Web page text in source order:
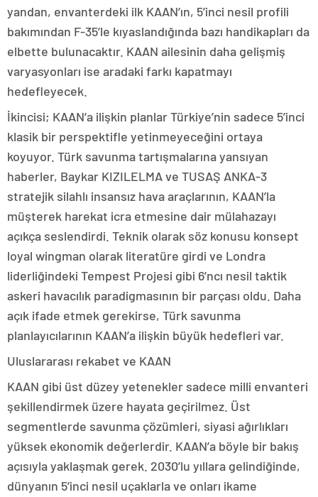
yandan, envanterdeki ilk KAAN’ın, 5’inci nesil profili
bakımından F-35’le kıyaslandığında bazı handikapları da
elbette bulunacaktır. KAAN ailesinin daha gelişmiş
varyasyonları ise aradaki farkı kapatmayı
hedefleyecek.
İkincisi; KAAN’a ilişkin planlar Türkiye’nin sadece 5’inci
klasik bir perspektifle yetinmeyeceğini ortaya
koyuyor. Türk savunma tartışmalarına yansıyan
haberler, Baykar KIZILELMA ve TUSAŞ ANKA-3
stratejik silahlı insansız hava araçlarının, KAAN’la
müşterek harekat icra etmesine dair mülahazayı
açıkça seslendirdi. Teknik olarak söz konusu konsept
loyal wingman olarak literatüre girdi ve Londra
liderliğindeki Tempest Projesi gibi 6’ncı nesil taktik
askeri havacılık paradigmasının bir parçası oldu. Daha
açık ifade etmek gerekirse, Türk savunma
planlayıcılarının KAAN’a ilişkin büyük hedefleri var.
Uluslararası rekabet ve KAAN
KAAN gibi üst düzey yetenekler sadece milli envanteri
şekillendirmek üzere hayata geçirilmez. Üst
segmentlerde savunma çözümleri, siyasi ağırlıkları
yüksek ekonomik değerlerdir. KAAN’a böyle bir bakış
açısıyla yaklaşmak gerek. 2030’lu yıllara gelindiğinde,
dünyanın 5’inci nesil uçaklarla ve onları ikame